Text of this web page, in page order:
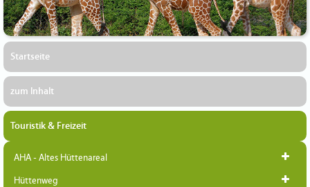
Startseite
zum Inhalt
Touristik & Freizeit
AHA - Altes Hüttenareal
Hüttenweg